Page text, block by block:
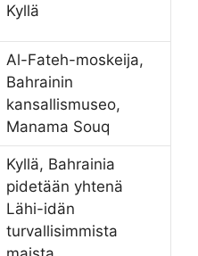
Kyllä
Al-Fateh-moskeija,
Bahrainin
kansallismuseo,
Manama Souq
Kyllä, Bahrainia
pidetään yhtenä
Lähi-idän
turvallisimmista